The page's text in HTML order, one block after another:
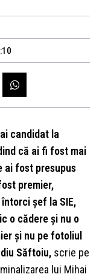
candidat la
că ai fi fost mai
ai fost presupus
premier,
șef la SIE,
o cădere și nu o
și nu pe fotoliul
Săftoiu, scrie pe
lui Mihai